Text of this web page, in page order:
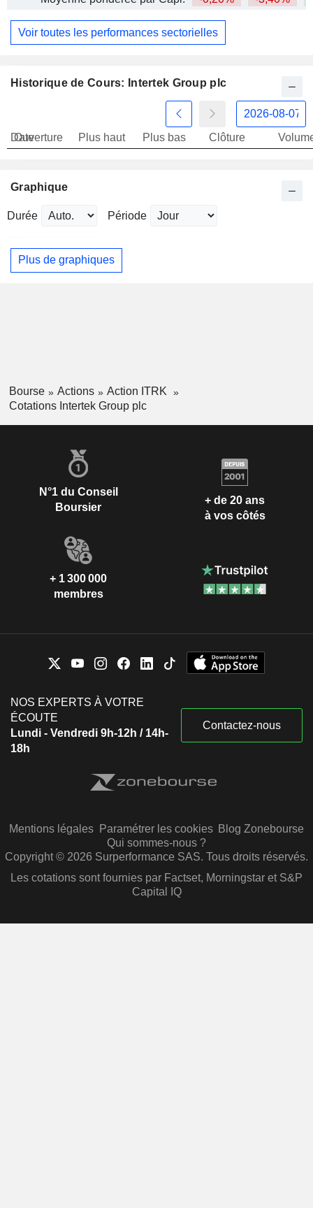
Voir toutes les performances sectorielles
Historique de Cours: Intertek Group plc
Date
Ouverture Plus haut Plus bas Clôture
Graphique
Durée Période
Plus de graphiques
Bourse Actions
Action ITRK
Cotations Intertek Group plc
N°1 du Conseil
Boursier
+ de 20 ans
à vos côtés
+ 1 300 000
membres
NOS EXPERTS À VOTRE
ÉCOUTE
Lundi - Vendredi 9h-12h / 14h-
18h
Contactez-nous
Mentions légales Paramétrer les cookies Blog Zonebourse
Qui sommes-nous ?
Copyright © 2026 Surperformance SAS. Tous droits réservés.
Les cotations sont fournies par Factset, Morningstar et S&P
Capital IQ